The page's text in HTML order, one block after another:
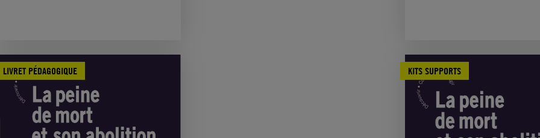
LIVRET PÉDAGOGIQUE KITS SUPPORTS